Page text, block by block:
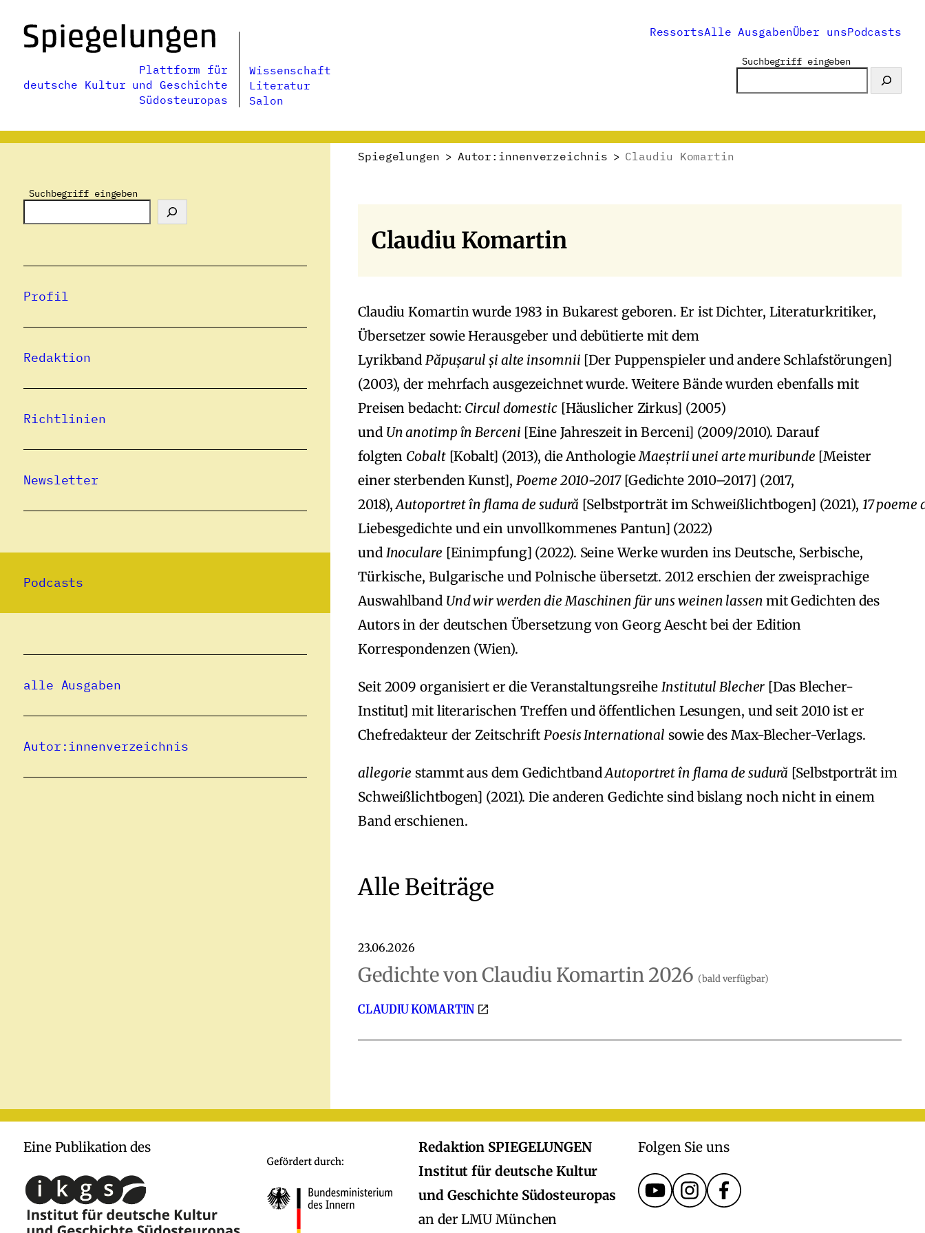
Inhalt
springen
Plattform für
deutsche Kultur und Geschichte
Südosteuropas
Wissenschaft
Literatur
Salon
RessortsAlle AusgabenÜber unsPodcasts
Suchbegriff eingeben
Suchbegriff eingeben
Profil
Redaktion
Richtlinien
Newsletter
Podcasts
alle Ausgaben
Autor:innenverzeichnis
Spiegelungen > Autor:innenverzeichnis > Claudiu Komartin
Claudiu Komartin
Claudiu Komartin wurde 1983 in Bukarest geboren. Er ist Dichter, Literaturkritiker,
Übersetzer sowie Herausgeber und debütierte mit dem
LyrikbandPăpușarul și alte insomnii [Der Puppenspieler und andere Schlafstörungen]
(2003), der mehrfach ausgezeichnet wurde. Weitere Bände wurden ebenfalls mit
Preisen bedacht: Circul domestic[Häuslicher Zirkus] (2005)
und Un anotimp în Berceni [Eine Jahreszeit in Berceni] (2009/2010). Darauf
folgten Cobalt[Kobalt] (2013), die AnthologieMaeștrii unei arte muribunde [Meister
einer sterbenden Kunst], Poeme 2010−2017[Gedichte 2010–2017] (2017,
2018),Autoportret în flama de sudură [Selbstporträt im Schweißlichtbogen] (2021), 17
Liebesgedichte und ein unvollkommenes Pantun] (2022)
und Inoculare [Einimpfung] (2022). Seine Werke wurden ins Deutsche, Serbische,
Türkische, Bulgarische und Polnische übersetzt. 2012 erschien der zweisprachige
Auswahlband Und wir werden die Maschinen für uns weinen lassen mit Gedichten des
Autors in der deutschen Übersetzung von Georg Aescht bei der Edition
Korrespondenzen (Wien).
Seit 2009 organisiert er die VeranstaltungsreiheInstitutul Blecher [Das Blecher-
Institut] mit literarischen Treffen und öffentlichen Lesungen, und seit 2010 ist er
Chefredakteur der Zeitschrift Poesis International sowie des Max-Blecher-Verlags.
allegorie stammt aus dem GedichtbandAutoportret în flama de sudură [Selbstporträt im
Schweißlichtbogen] (2021). Die anderen Gedichte sind bislang noch nicht in einem
Band erschienen.
Alle Beiträge
23.06.2026
Gedichte von Claudiu Komartin 2026 (bald verfügbar)
CLAUDIU KOMARTIN
Eine Publikation des
Redaktion SPIEGELUNGEN
Institut für deutsche Kultur
und Geschichte Südosteuropas
an der LMU München
Folgen Sie uns